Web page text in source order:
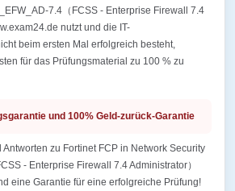
7.4（FCSS - Enterprise Firewall 7.4
nutzt und die IT-
beim ersten Mal erfolgreich besteht,
für das Prüfungsmaterial zu 100 % zu
und 100% Geld-zurück-Garantie
zu Fortinet FCP in Network Security
- Enterprise Firewall 7.4 Administrator）
eine Garantie für eine erfolgreiche Prüfung!